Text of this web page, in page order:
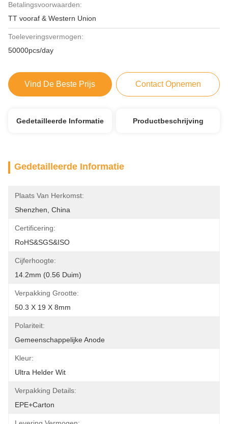
Betalingsvoorwaarden:
TT vooraf & Western Union
Toeleveringsvermogen:
50000pcs/day
Vind De Beste Prijs Contact Opnemen
Gedetailleerde Informatie Productbeschrijving
Gedetailleerde Informatie
Plaats Van Herkomst:
Shenzhen, China
Certificering:
RoHS&SGS&ISO
Cijferhoogte:
14.2mm (0.56 Duim)
Verpakking Grootte:
50.3 X 19 X 8mm
Polariteit:
Gemeenschappelijke Anode
Kleur:
Ultra Helder Wit
Verpakking Details:
EPE+carton